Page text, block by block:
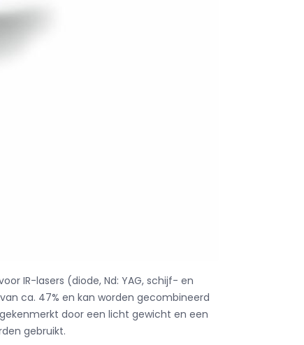
IR-lasers (diode, Nd: YAG, schijf- en
ca. 47% en kan worden gecombineerd
door een licht gewicht en een
gebruikt.